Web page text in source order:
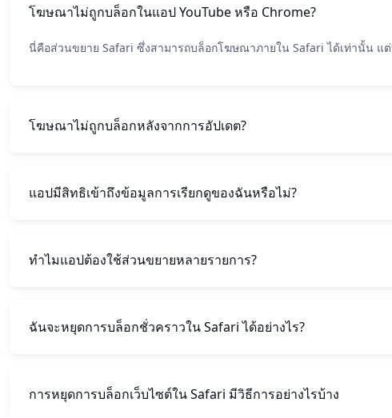
โฆษณาไม่ถูกบล็อกในแอป YouTube หรือ Chrome?
นี่คือส่วนขยาย Safari ซึ่งสามารถบล็อกโฆษณาภายใน Safari ได้เท่านั้น แต่
โฆษณาไม่ถูกบล็อกหลังจากการอัปเดต?
แอปมีสิทธิเข้าถึงข้อมูลการเรียกดูของฉันหรือไม่?
ทำไมแอปต้องใช้ส่วนขยายหลายรายการ?
ฉันจะหยุดการบล็อกชั่วคราวใน Safari ได้อย่างไร?
การหยุดการบล็อกเว็บไซต์ใน Safari มีวิธีการอย่างไรบ้าง